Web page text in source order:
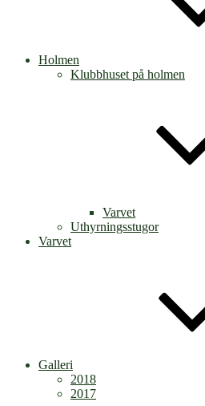
Holmen
Klubbhuset på holmen
Varvet
Uthyrningsstugor
Varvet
Galleri
2018
2017